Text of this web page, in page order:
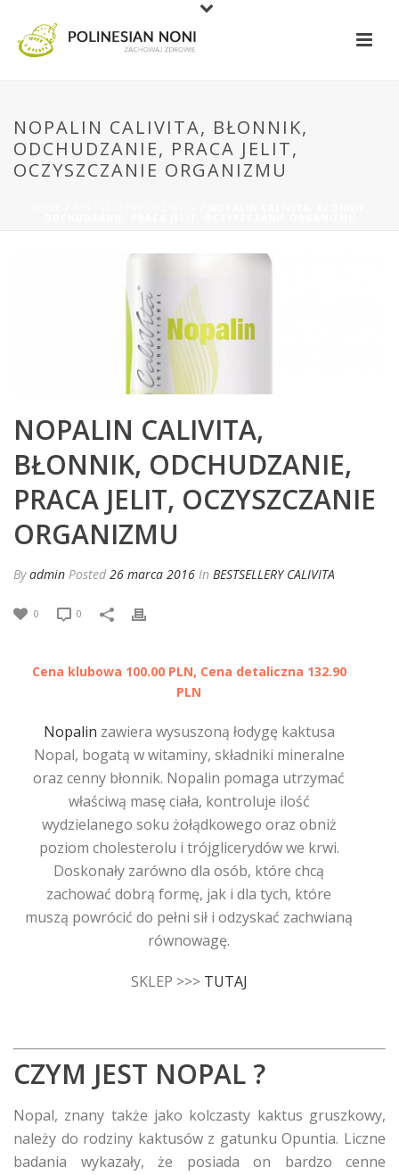
NOPALIN CALIVITA, BŁONNIK,
ODCHUDZANIE, PRACA JELIT,
OCZYSZCZANIE ORGANIZMU
NOPALIN CALIVITA,
BŁONNIK, ODCHUDZANIE,
PRACA JELIT, OCZYSZCZANIE
ORGANIZMU
Byadmin Posted 26 marca 2016 In BESTSELLERY CALIVITA
0 0
Cena klubowa 100.00 PLN, Cena detaliczna 132.90
PLN
Nopalin zawiera wysuszoną łodygę kaktusa
Nopal, bogatą w witaminy, składniki mineralne
oraz cenny błonnik. Nopalin pomaga utrzymać
właściwą masę ciała, kontroluje ilość
wydzielanego soku żołądkowego oraz obniż
poziom cholesterolu i trójglicerydów we krwi.
Doskonały zarówno dla osób, które chcą
zachować dobrą formę, jak i dla tych, które
muszą powrócić do pełni sił i odzyskać zachwianą
równowagę.
SKLEP >>> TUTAJ
CZYM JEST NOPAL ?
Nopal, znany także jako kolczasty kaktus gruszkowy,
należy do rodziny kaktusów z gatunku Opuntia. Liczne
badania wykazały, że posiada on bardzo cenne